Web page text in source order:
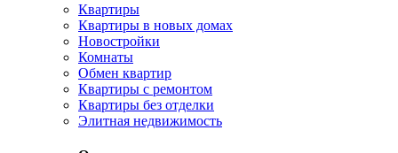
Квартиры
Квартиры в новых домах
Новостройки
Комнаты
Обмен квартир
Квартиры с ремонтом
Квартиры без отделки
Элитная недвижимость